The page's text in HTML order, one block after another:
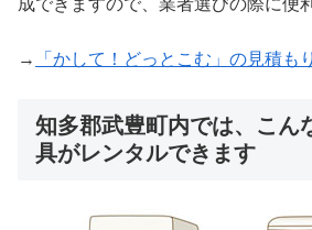
→ 「かして！どっとこむ」の見積も
知多郡武豊町内では、こん
具がレンタルできます